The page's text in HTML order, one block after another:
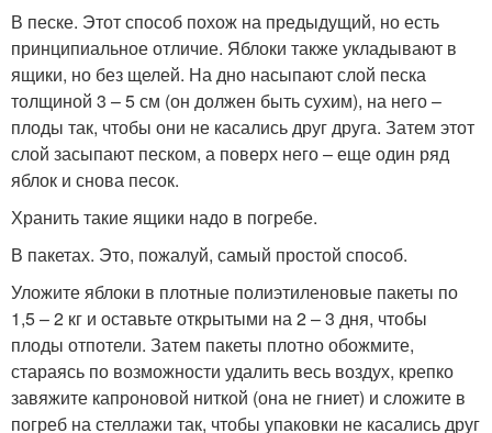
В песке. Этот способ похож на предыдущий, но есть
принципиальное отличие. Яблоки также укладывают в
ящики, но без щелей. На дно насыпают слой песка
толщиной 3 – 5 см (он должен быть сухим), на него –
плоды так, чтобы они не касались друг друга. Затем этот
слой засыпают песком, а поверх него – еще один ряд
яблок и снова песок.
Хранить такие ящики надо в погребе.
В пакетах. Это, пожалуй, самый простой способ.
Уложите яблоки в плотные полиэтиленовые пакеты по
1,5 – 2 кг и оставьте открытыми на 2 – 3 дня, чтобы
плоды отпотели. Затем пакеты плотно обожмите,
стараясь по возможности удалить весь воздух, крепко
завяжите капроновой ниткой (она не гниет) и сложите в
погреб на стеллажи так, чтобы упаковки не касались друг